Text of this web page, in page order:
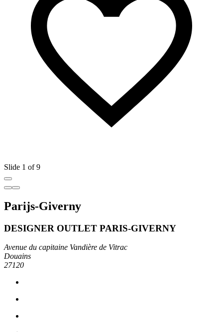
Slide 1 of 9
Parijs-Giverny
DESIGNER OUTLET PARIS-GIVERNY
Avenue du capitaine Vandière de Vitrac
Douains
27120